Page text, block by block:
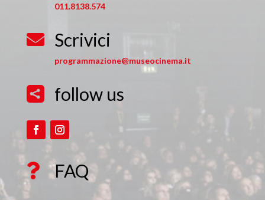
011.8138.574
 Scrivici
programmazione@museocinema.it
 follow us
 FAQ